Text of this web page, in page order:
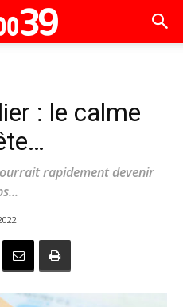
: le calme
rapidement devenir